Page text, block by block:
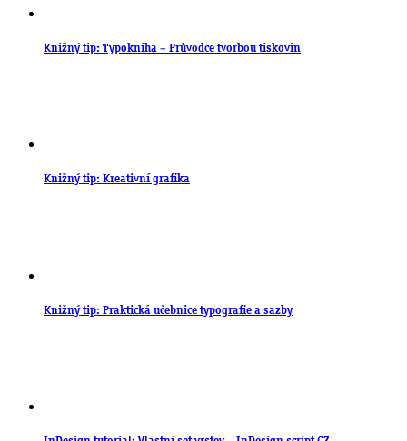
Knižný tip: Typokniha – Průvodce tvorbou tiskovin
Knižný tip: Kreativní grafika
Knižný tip: Praktická učebnice typografie a sazby